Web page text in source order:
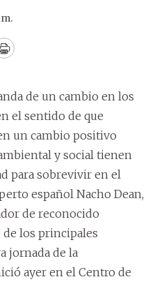
Print
de un cambio en los
el sentido de que
un cambio positivo
y social tienen
para sobrevivir en el
español Nacho Dean,
de reconocido
los principales
jornada de la
ayer en el Centro de